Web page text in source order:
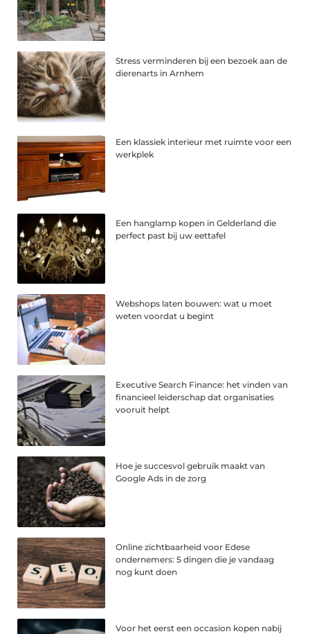
Stress verminderen bij een bezoek aan de
dierenarts in Arnhem
Een klassiek interieur met ruimte voor een
werkplek
Een hanglamp kopen in Gelderland die
perfect past bij uw eettafel
Webshops laten bouwen: wat u moet
weten voordat u begint
Executive Search Finance: het vinden van
financieel leiderschap dat organisaties
vooruit helpt
Hoe je succesvol gebruik maakt van
Google Ads in de zorg
Online zichtbaarheid voor Edese
ondernemers: 5 dingen die je vandaag
nog kunt doen
Voor het eerst een occasion kopen nabij